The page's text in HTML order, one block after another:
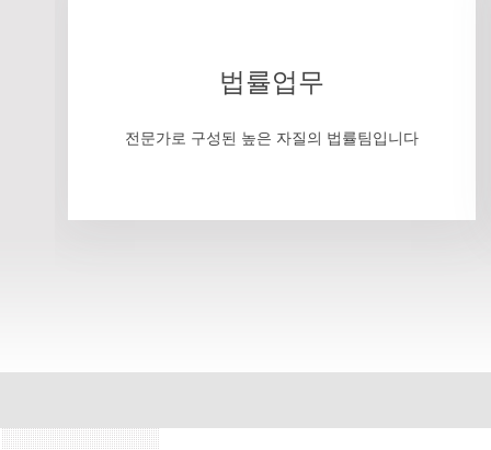
법률업무
전문가로 구성된 높은 자질의 법률팀입니다